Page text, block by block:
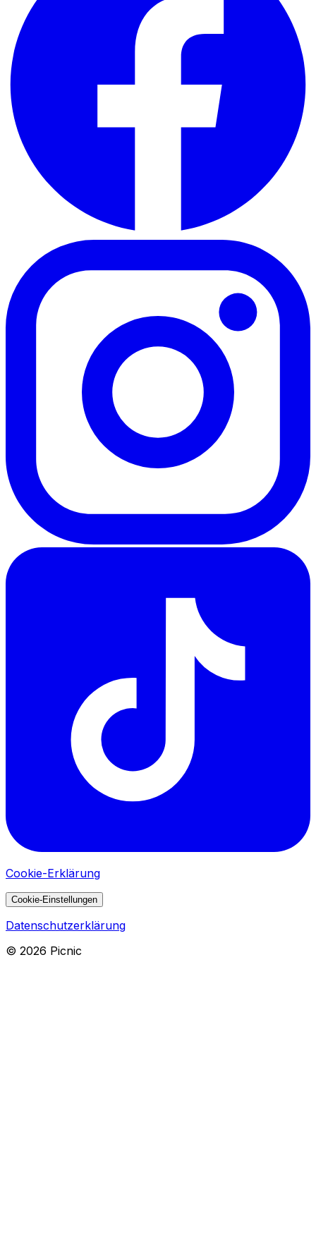
Cookie-Erklärung
Cookie-Einstellungen
Datenschutzerklärung
© 2026 Picnic